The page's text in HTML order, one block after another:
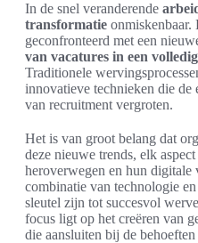
In de snel veranderende
transformatie
geconfronteerd met een
van vacatures in een
Traditionele
innovatieve technieken die de
van recruitment vergroten.
Het is van groot belang dat
deze nieuwe trends, elk
heroverwegen en hun
combinatie van technologie
sleutel zijn tot succesvol
focus ligt op het creëren van
die aansluiten bij de